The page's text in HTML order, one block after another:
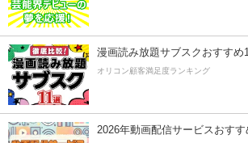
漫画読み放題サブスクおすすめ
オリコン顧客満足度ランキング
2026年動画配信サービスおすす